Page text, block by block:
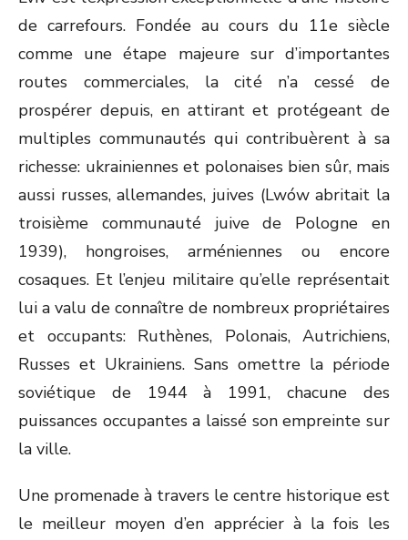
de carrefours. Fondée au cours du 11e siècle
comme une étape majeure sur d’importantes
routes commerciales, la cité n’a cessé de
prospérer depuis, en attirant et protégeant de
multiples communautés qui contribuèrent à sa
richesse: ukrainiennes et polonaises bien sûr, mais
aussi russes, allemandes, juives (Lwów abritait la
troisième communauté juive de Pologne en
1939), hongroises, arméniennes ou encore
cosaques. Et l’enjeu militaire qu’elle représentait
lui a valu de connaître de nombreux propriétaires
et occupants: Ruthènes, Polonais, Autrichiens,
Russes et Ukrainiens. Sans omettre la période
soviétique de 1944 à 1991, chacune des
puissances occupantes a laissé son empreinte sur
la ville.
Une promenade à travers le centre historique est
le meilleur moyen d’en apprécier à la fois les